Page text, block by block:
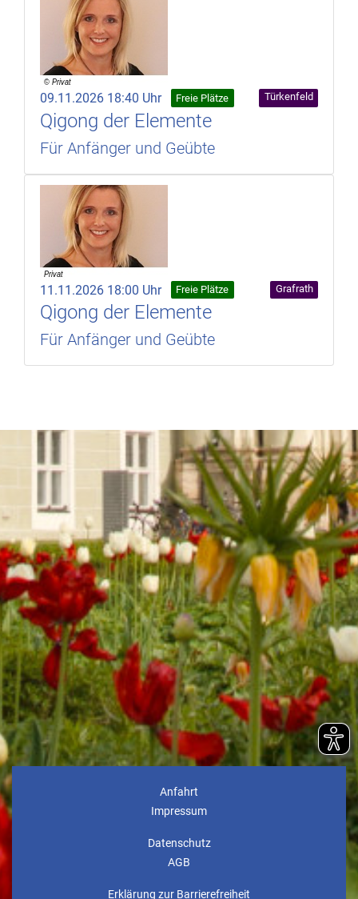
09.11.2026 18:40 Uhr Freie Plätze Türkenfeld
Qigong der Elemente
Für Anfänger und Geübte
11.11.2026 18:00 Uhr Freie Plätze Grafrath
Qigong der Elemente
Für Anfänger und Geübte
Anfahrt
Impressum
Datenschutz
AGB
Erklärung zur Barrierefreiheit